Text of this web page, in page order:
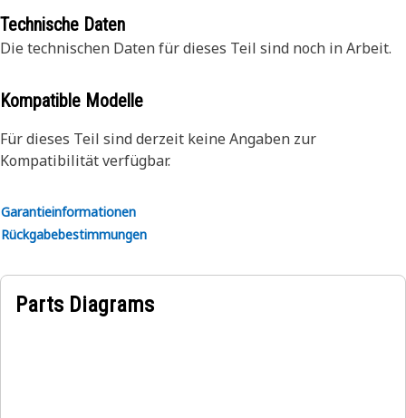
Technische Daten
Die technischen Daten für dieses Teil sind noch in Arbeit.
Kompatible Modelle
Für dieses Teil sind derzeit keine Angaben zur
Kompatibilität verfügbar.
Garantieinformationen
Rückgabebestimmungen
Parts Diagrams